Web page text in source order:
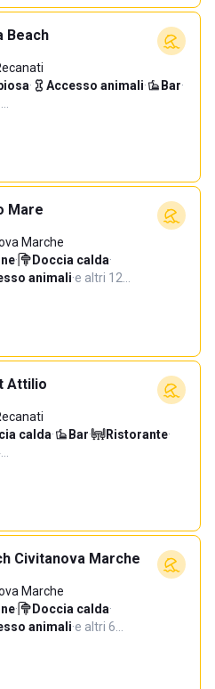
Beach
· Accesso animali· Bar·
Mare
Marche
· Doccia calda·
animali·e altri 12…
Attilio
calda· Bar· Ristorante·
Civitanova Marche
Marche
· Doccia calda·
animali·e altri 6…